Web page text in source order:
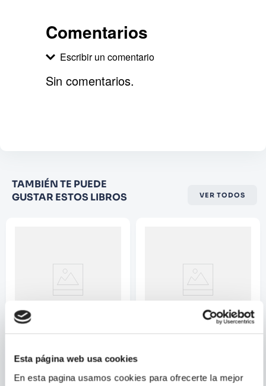
Esta página web usa cookies
En esta pagina usamos cookies para ofrecerte la mejor
Comentarios
Escribir un comentario
Califique el producto de 1 a 5
estrellas
Correo electrónico
Sin comentarios.
TAMBIÉN TE PUEDE
GUSTAR ESTOS LIBROS
VER TODOS
MASAMI KURUMADA
SAINT SEIYA ED.
KANZENBAN 14
MAGONOTE
MUSHOKU TENSEI N.11